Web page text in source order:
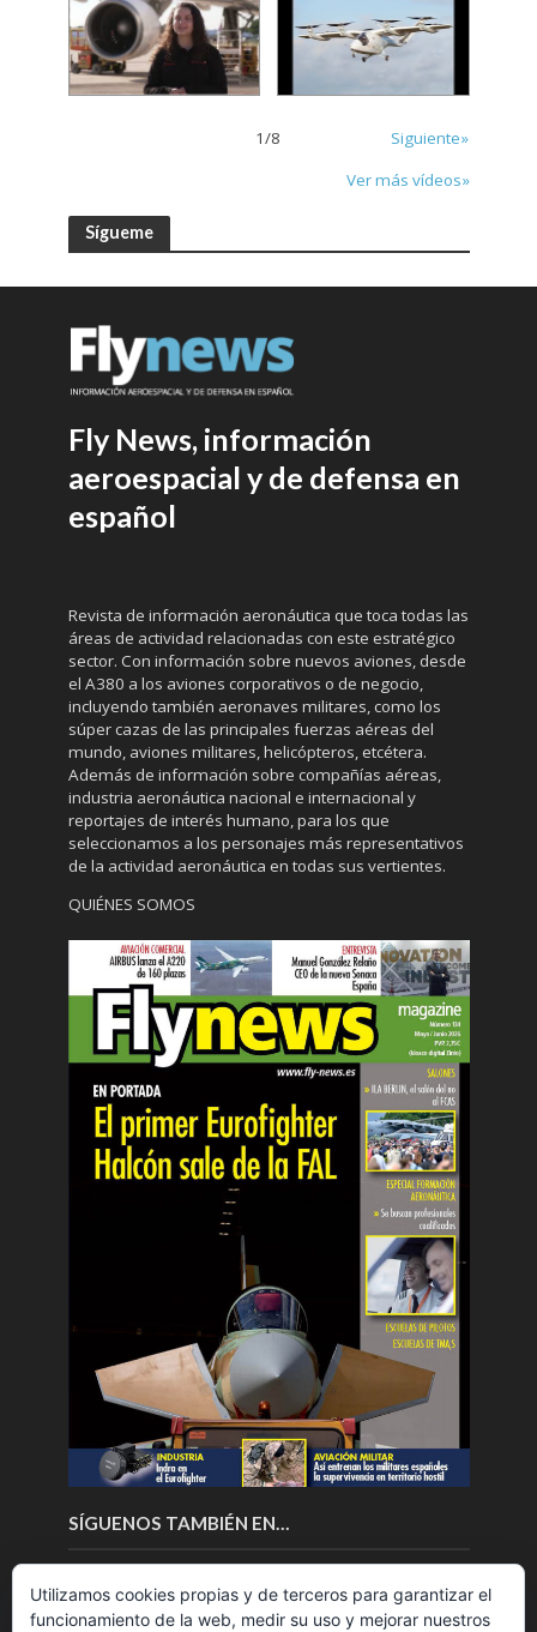
1/8
Siguiente»
Ver más vídeos»
Sígueme
Fly News, información
aeroespacial y de defensa en
español
Revista de información aeronáutica que toca todas las
áreas de actividad relacionadas con este estratégico
sector. Con información sobre nuevos aviones, desde
el A380 a los aviones corporativos o de negocio,
incluyendo también aeronaves militares, como los
súper cazas de las principales fuerzas aéreas del
mundo, aviones militares, helicópteros, etcétera.
Además de información sobre compañías aéreas,
industria aeronáutica nacional e internacional y
reportajes de interés humano, para los que
seleccionamos a los personajes más representativos
de la actividad aeronáutica en todas sus vertientes.
QUIÉNES SOMOS
SÍGUENOS TAMBIÉN EN…
Utilizamos cookies propias y de terceros para garantizar el
funcionamiento de la web, medir su uso y mejorar nuestros